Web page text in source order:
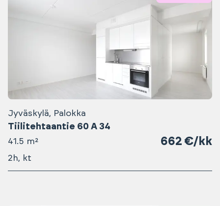
Jyväskylä, Palokka
Tiilitehtaantie 60 A 34
41.5 m² 662 €/kk
2h, kt